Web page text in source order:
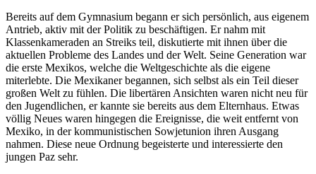
Bereits auf dem Gymnasium begann er sich persönlich, aus eigenem
Antrieb, aktiv mit der Politik zu beschäftigen. Er nahm mit
Klassenkameraden an Streiks teil, diskutierte mit ihnen über die
aktuellen Probleme des Landes und der Welt. Seine Generation war
die erste Mexikos, welche die Weltgeschichte als die eigene
miterlebte. Die Mexikaner begannen, sich selbst als ein Teil dieser
großen Welt zu fühlen. Die libertären Ansichten waren nicht neu für
den Jugendlichen, er kannte sie bereits aus dem Elternhaus. Etwas
völlig Neues waren hingegen die Ereignisse, die weit entfernt von
Mexiko, in der kommunistischen Sowjetunion ihren Ausgang
nahmen. Diese neue Ordnung begeisterte und interessierte den
jungen Paz sehr.